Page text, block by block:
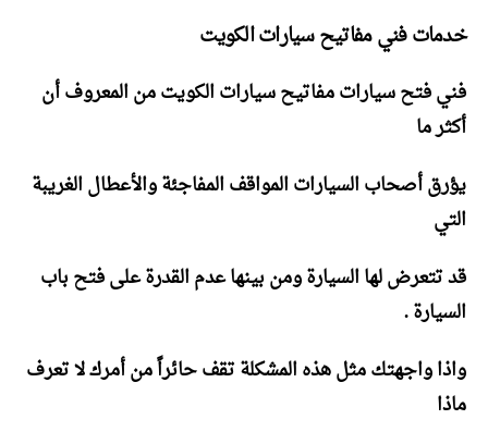
خدمات فني مفاتيح سيارات الكويت
فني فتح سيارات مفاتيح سيارات الكويت من المعروف أن
أكثر ما
يؤرق أصحاب السيارات المواقف المفاجئة والأعطال الغريبة
التي
قد تتعرض لها السيارة ومن بينها عدم القدرة على فتح باب
السيارة .
واذا واجهتك مثل هذه المشكلة تقف حائراً من أمرك لا تعرف
ماذا